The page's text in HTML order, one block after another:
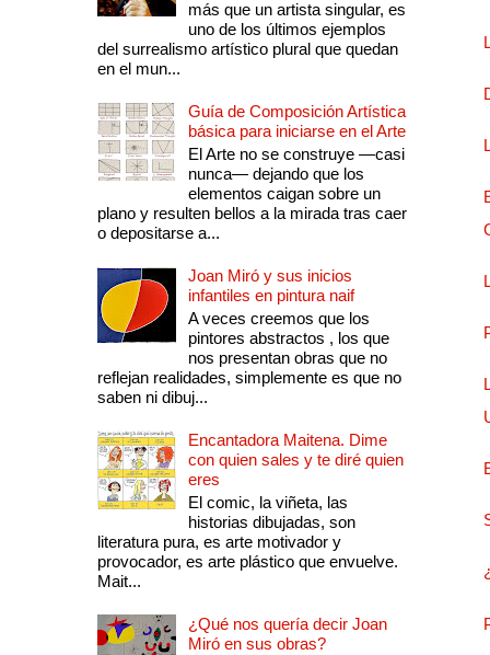
más que un artista singular, es
uno de los últimos ejemplos
del surrealismo artístico plural que quedan
en el mun...
Guía de Composición Artística
básica para iniciarse en el Arte
El Arte no se construye —casi
nunca— dejando que los
elementos caigan sobre un
plano y resulten bellos a la mirada tras caer
o depositarse a...
Joan Miró y sus inicios
infantiles en pintura naif
A veces creemos que los
pintores abstractos , los que
nos presentan obras que no
reflejan realidades, simplemente es que no
saben ni dibuj...
Encantadora Maitena. Dime
con quien sales y te diré quien
eres
El comic, la viñeta, las
historias dibujadas, son
literatura pura, es arte motivador y
provocador, es arte plástico que envuelve.
Mait...
¿Qué nos quería decir Joan
Miró en sus obras?